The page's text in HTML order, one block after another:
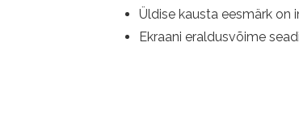
Üldise kausta eesmärk
Ekraani eraldusvõime